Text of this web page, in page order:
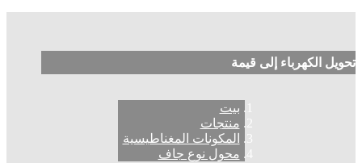
تحويل الكهرباء إلى قيمة
بيت
منتجات
المكونات المغناطيسية
محول نوع جاف